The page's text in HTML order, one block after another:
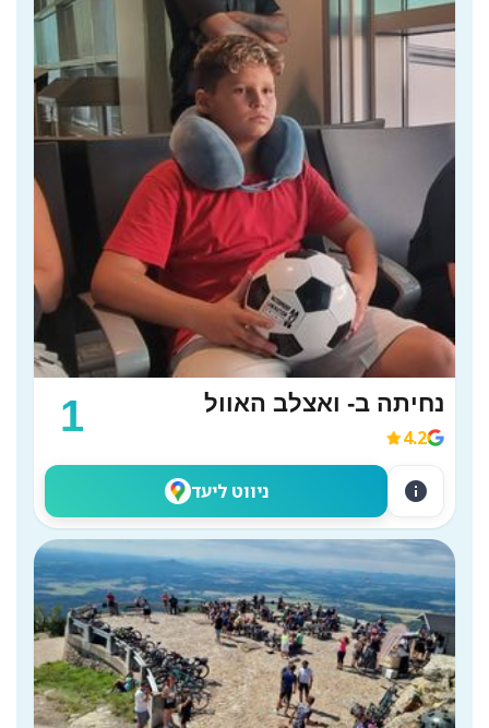
1 נחיתה ב- ואצלב האוול
4.2
ניווט ליעד info